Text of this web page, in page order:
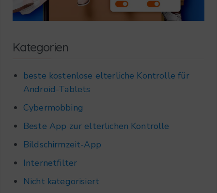
Kategorien
beste kostenlose elterliche Kontrolle für
Android-Tablets
Cybermobbing
Beste App zur elterlichen Kontrolle
Bildschirmzeit-App
Internetfilter
Nicht kategorisiert